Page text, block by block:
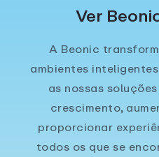
Ver
A Beonic
ambientes
as nossas
crescimento,
proporcionar
todos os que se